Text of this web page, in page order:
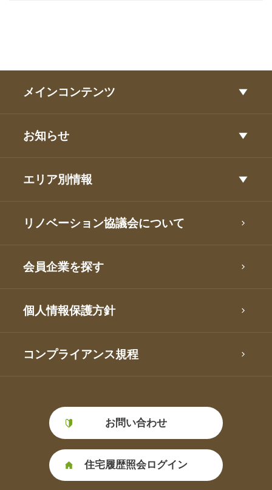
メインコンテンツ
お知らせ
エリア別情報
リノベーション協議会について
会員企業を探す
個人情報保護方針
コンプライアンス規程
お問い合わせ
住宅履歴照会ログイン